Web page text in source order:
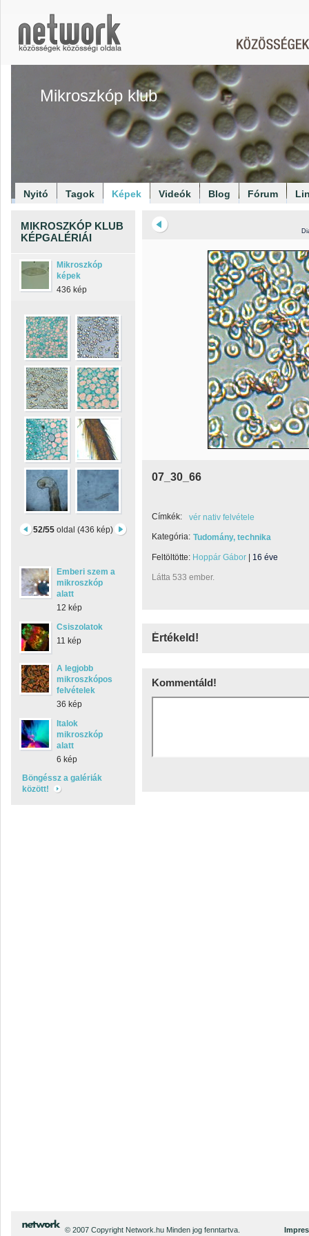
Mikroszkóp klub
Nyitó Tagok Képek Videók Blog Fórum
MIKROSZKÓP KLUB
KÉPGALÉRIÁI
Mikroszkóp
képek
436 kép
52/55 oldal (436 kép)
Emberi szem a
mikroszkóp
alatt
12 kép
Csiszolatok
11 kép
A legjobb
mikroszkópos
felvételek
36 kép
Italok
mikroszkóp
alatt
6 kép
Böngéssz a galériák
között!
07_30_66
Címkék:
vér nativ felvétele
Kategória: Tudomány, technika
Feltöltötte: Hoppár Gábor 16 éve
Látta 533 ember.
Értékeld!
Kommentáld!
© 2007 Copyright Network.hu Minden jog fenntartva.